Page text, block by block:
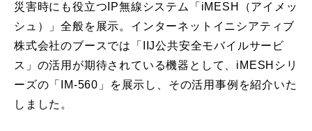
災害時にも役立つIP無線システム「iMESH（アイメッ
シュ）」全般を展示。インターネットイニシアティブ
株式会社のブースでは「IIJ公共安全モバイルサービ
ス」の活用が期待されている機器として、iMESHシリ
ーズの「IM-560」を展示し、その活用事例を紹介いた
しました。